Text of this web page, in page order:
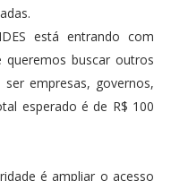
está entrando com
buscar outros
empresas, governos,
esperado é de R$ 100
é ampliar o acesso